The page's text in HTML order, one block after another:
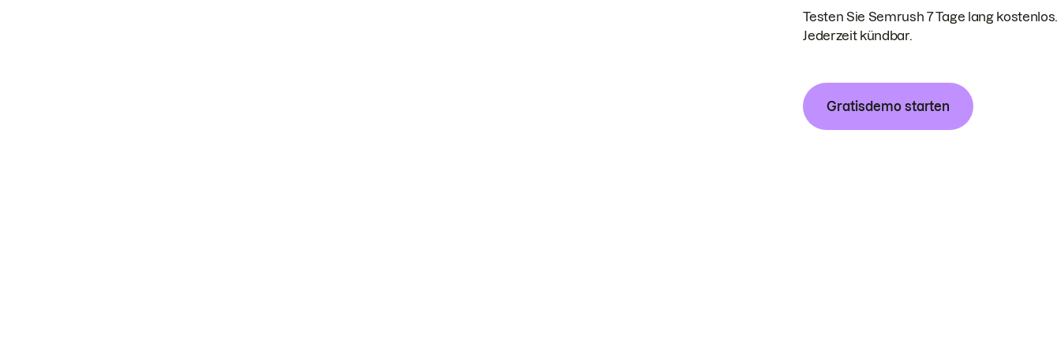
Testen Sie Semrush 7 Tage lang kostenlos.
Jederzeit kündbar.
Gratisdemo starten